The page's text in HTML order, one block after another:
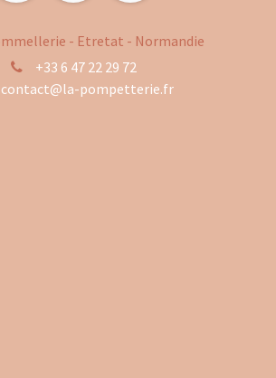
- Etretat - Normandie
+33 6 47 22 29 72
contact@la-pompetterie.fr